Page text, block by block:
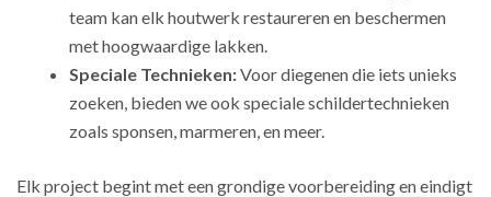
team kan elk houtwerk restaureren en beschermen
met hoogwaardige lakken.
Speciale Technieken:Voor diegenen die iets unieks
zoeken, bieden we ook speciale schildertechnieken
zoals sponsen, marmeren, en meer.
Elk project begint met een grondige voorbereiding en eindigt